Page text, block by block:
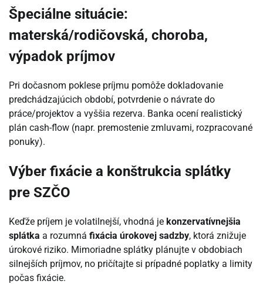
Špeciálne situácie:
materská/rodičovská, choroba,
výpadok príjmov
Pri dočasnom poklese príjmu pomôže dokladovanie
predchádzajúcich období, potvrdenie o návrate do
práce/projektov a vyššia rezerva. Banka ocení realistický
plán cash-flow (napr. premostenie zmluvami, rozpracované
ponuky).
Výber fixácie a konštrukcia splátky
pre SZČO
Keďže príjem je volatilnejší, vhodná je konzervatívnejšia
splátka a rozumná fixácia úrokovej sadzby, ktorá znižuje
úrokové riziko. Mimoriadne splátky plánujte v obdobiach
silnejších príjmov, no pričítajte si prípadné poplatky a limity
počas fixácie.